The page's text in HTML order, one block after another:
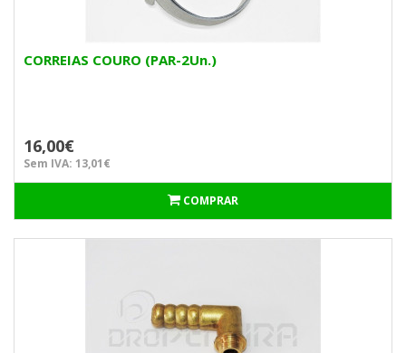
CORREIAS COURO (PAR-2Un.)
16,00€
Sem IVA: 13,01€
COMPRAR